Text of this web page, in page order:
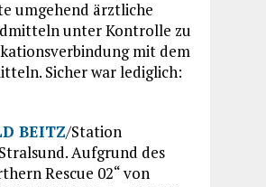
umgehend ärztliche
unter Kontrolle zu
mit dem
Sicher war lediglich:
BEITZ/Station
Aufgrund des
Rescue 02“ von